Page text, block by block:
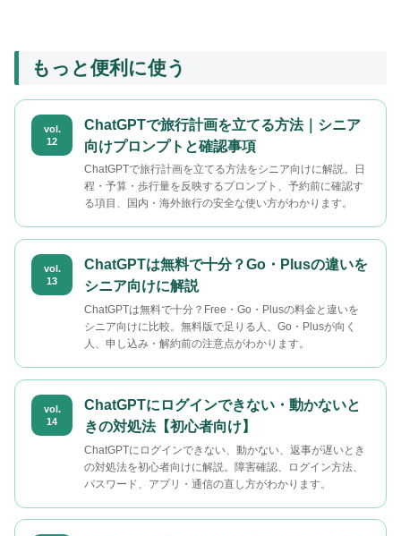
もっと便利に使う
vol.
12
ChatGPTで旅行計画を立てる方法｜シニア
向けプロンプトと確認事項
ChatGPTで旅行計画を立てる方法をシニア向けに解説。日
程・予算・歩行量を反映するプロンプト、予約前に確認す
る項目、国内・海外旅行の安全な使い方がわかります。
vol.
13
ChatGPTは無料で十分？Go・Plusの違いを
シニア向けに解説
ChatGPTは無料で十分？Free・Go・Plusの料金と違いを
シニア向けに比較。無料版で足りる人、Go・Plusが向く
人、申し込み・解約前の注意点がわかります。
vol.
14
ChatGPTにログインできない・動かないと
きの対処法【初心者向け】
ChatGPTにログインできない、動かない、返事が遅いとき
の対処法を初心者向けに解説。障害確認、ログイン方法、
パスワード、アプリ・通信の直し方がわかります。